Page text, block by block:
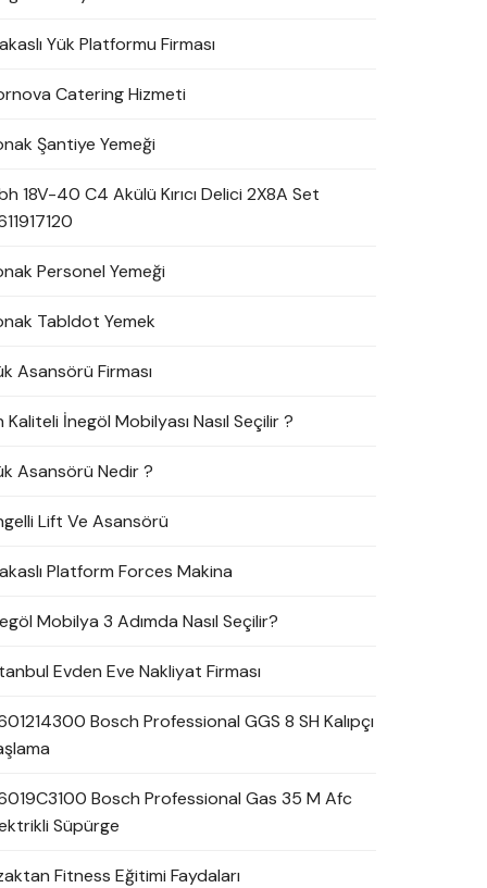
Yük Platformu Firması
Catering Hizmeti
Şantiye Yemeği
18V-40 C4 Akülü Kırıcı Delici 2X8A Set
Personel Yemeği
Tabldot Yemek
Asansörü Firması
Kaliteli İnegöl Mobilyası Nasıl Seçilir ?
Asansörü Nedir ?
Lift Ve Asansörü
Platform Forces Makina
Mobilya 3 Adımda Nasıl Seçilir?
Evden Eve Nakliyat Firması
Bosch Professional GGS 8 SH Kalıpçı
Bosch Professional Gas 35 M Afc
Süpürge
Fitness Eğitimi Faydaları